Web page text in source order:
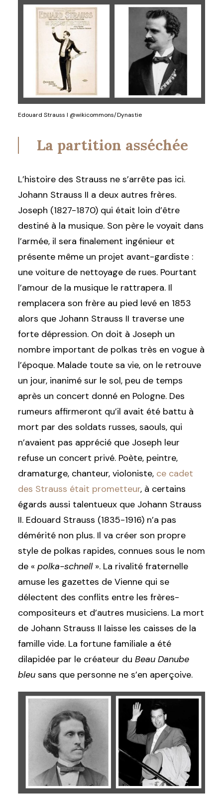
Edouard Strauss I @wikicommons/Dynastie
La partition asséchée
L’histoire des Strauss ne s’arrête pas ici.
Johann Strauss II a deux autres frères.
Joseph (1827-1870) qui était loin d’être
destiné à la musique. Son père le voyait dans
l’armée, il sera finalement ingénieur et
présente même un projet avant-gardiste :
une voiture de nettoyage de rues. Pourtant
l’amour de la musique le rattrapera. Il
remplacera son frère au pied levé en 1853
alors que Johann Strauss II traverse une
forte dépression. On doit à Joseph un
nombre important de polkas très en vogue à
l’époque. Malade toute sa vie, on le retrouve
un jour, inanimé sur le sol, peu de temps
après un concert donné en Pologne. Des
rumeurs affirmeront qu’il avait été battu à
mort par des soldats russes, saouls, qui
n’avaient pas apprécié que Joseph leur
refuse un concert privé. Poète, peintre,
dramaturge, chanteur, violoniste, ce cadet
des Strauss était prometteur, à certains
égards aussi talentueux que Johann Strauss
II. Edouard Strauss (1835-1916) n’a pas
démérité non plus. Il va créer son propre
style de polkas rapides, connues sous le nom
de « polka-schnell». La rivalité fraternelle
amuse les gazettes de Vienne qui se
délectent des conflits entre les frères-
compositeurs et d’autres musiciens. La mort
de Johann Strauss II laisse les caisses de la
famille vide. La fortune familiale a été
dilapidée par le créateur du Beau Danube
bleu sans que personne ne s’en aperçoive.